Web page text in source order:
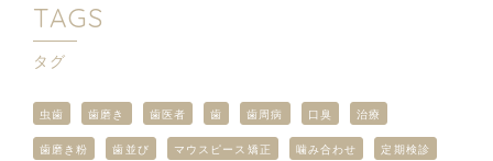
TAGS
タグ
虫歯 歯磨き 歯医者 歯 歯周病 口臭 治療
歯磨き粉 歯並び マウスピース矯正 噛み合わせ 定期検診